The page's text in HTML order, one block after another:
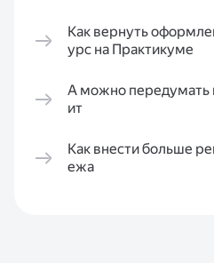
Как вернуть
урс на Практикуме
А можно передумать
ит
Как внести больше
ежа